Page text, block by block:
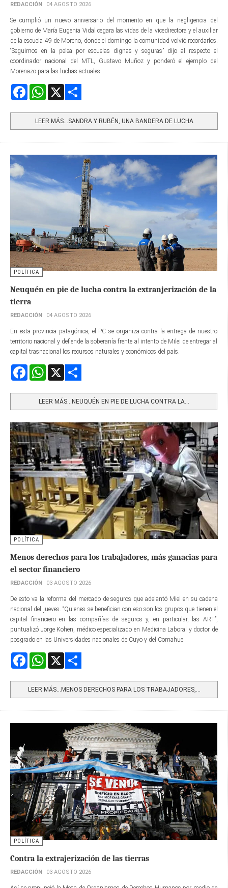
REDACCIÓN 04 AGOSTO 2026
Se cumplió un nuevo aniversario del momento en que la negligencia del
gobierno de María Eugenia Vidal cegara las vidas de la vicedirectora y el auxiliar
de la escuela 49 de Moreno, donde el domingo la comunidad volvió recordarlos.
“Seguimos en la pelea por escuelas dignas y seguras” dijo al respecto el
coordinador nacional del MTL, Gustavo Muñoz y ponderó el ejemplo del
Morenazo para las luchas actuales.
FacebookWhatsApp
LEER MÁS…SANDRA Y RUBÉN, UNA BANDERA DE LUCHA
POLÍTICA
Neuquén en pie de lucha contra la extranjerización de la
tierra
REDACCIÓN 04 AGOSTO 2026
En esta provincia patagónica, el PC se organiza contra la entrega de nuestro
territorio nacional y defiende la soberanía frente al intento de Milei de entregar al
capital trasnacional los recursos naturales y económicos del país.
FacebookWhatsApp
LEER MÁS…NEUQUÉN EN PIE DE LUCHA CONTRA LA...
POLÍTICA
Menos derechos para los trabajadores, más ganacias para
el sector financiero
REDACCIÓN 03 AGOSTO 2026
De esto va la reforma del mercado de seguros que adelantó Miei en su cadena
nacional del jueves. “Quienes se benefician con eso son los grupos que tienen el
capital financiero en las compañías de seguros y, en particular, las ART”,
puntualizó Jorge Kohen, médico especializado en Medicina Laboral y doctor de
posgrado en las Universidades nacionales de Cuyo y del Comahue.
FacebookWhatsApp
LEER MÁS…MENOS DERECHOS PARA LOS TRABAJADORES,...
POLÍTICA
Contra la extrajerización de las tierras
REDACCIÓN 03 AGOSTO 2026